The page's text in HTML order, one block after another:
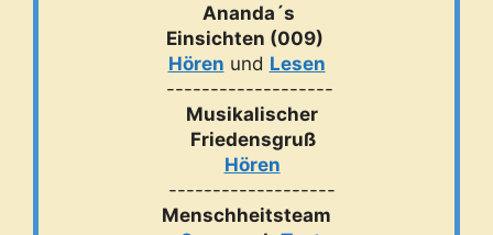
Ananda´s
Einsichten (009)
Hören und Lesen
-------------------
Musikalischer
Friedensgruß
Hören
-------------------
Menschheitsteam